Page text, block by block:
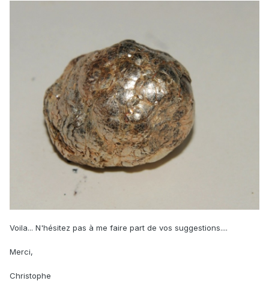
Voila... N'hésitez pas à me faire part de vos suggestions....
Merci,
Christophe